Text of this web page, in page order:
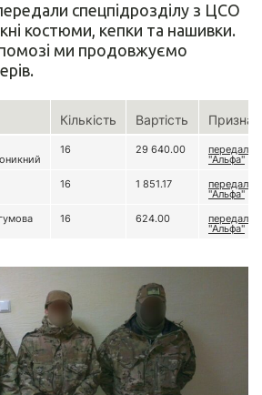
спецпідрозділу з ЦСО
костюми, кепки та нашивки.
ми продовжуємо
Кількість Вартість
16 29 640.00 передали
"Альфа"
16 1 851.17 передали
"Альфа"
16 624.00 передали
"Альфа"